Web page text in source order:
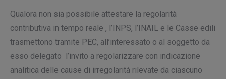
Qualora non sia possibile attestare la regolarità
contributiva in tempo reale , l’INPS, l’INAIL e le Casse edili
trasmettono tramite PEC, all’interessato o al soggetto da
esso delegato l’invito a regolarizzare con indicazione
analitica delle cause di irregolarità rilevate da ciascuno